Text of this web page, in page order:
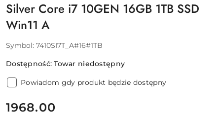
Silver Core i7 10GEN 16GB 1TB SSD
Win11 A
Symbol: 7410SI7T_A#16#1TB
Dostępność:Towar niedostępny
Powiadom gdy produkt będzie dostępny
cena:
1968.00